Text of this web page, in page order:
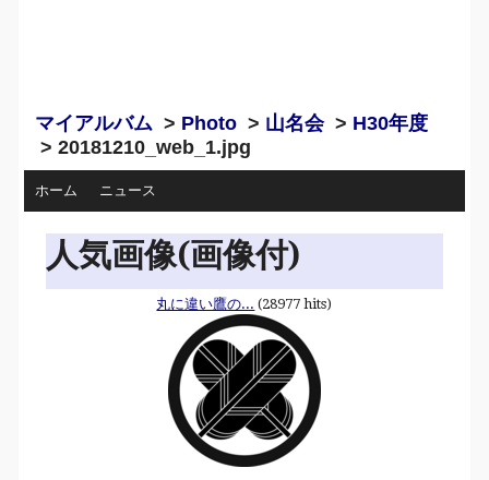
マイアルバム > Photo > 山名会> H30年度
> 20181210_web_1.jpg
ホーム ニュース
人気画像(画像付)
丸に違い鷹の... (28977 hits)